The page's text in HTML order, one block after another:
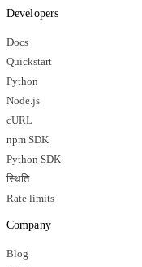
Developers
Docs
Quickstart
Python
Node.js
cURL
npm SDK
Python SDK
स्थिति
Rate limits
Company
Blog